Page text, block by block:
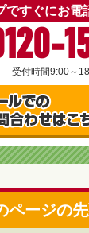
ですぐにお電
受付時間9:00～
ページの